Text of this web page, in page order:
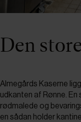
Den
Almegårds Kaserne
udkanten af Rønne.
rødmalede og
en sådan holder